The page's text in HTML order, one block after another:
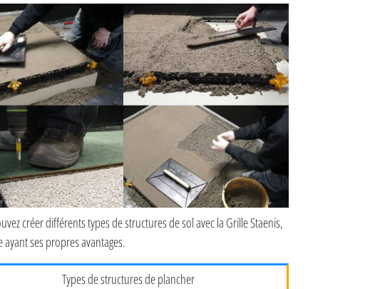
créer différents types de structures de sol avec la Grille Staenis,
ayant ses propres avantages.
Types de structures de plancher